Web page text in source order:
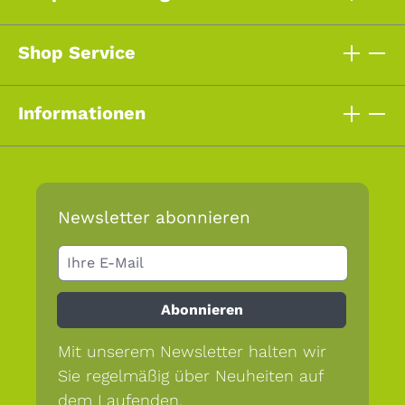
Shop Service
Informationen
Newsletter abonnieren
Abonnieren
Mit unserem Newsletter halten wir
Sie regelmäßig über Neuheiten auf
dem Laufenden.